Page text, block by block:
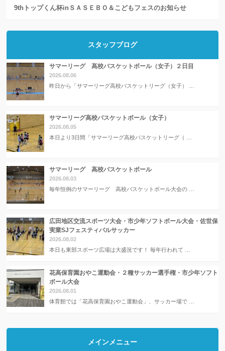
9thトップくん杯inＳＡＳＥＢＯ＆こどもフェスのお知らせ
スタッフブログ
サマーリーグ 高校バスケットボール（女子）２日目
2026.08.06
昨日から「サマーリーグ高校バスケットリーグ（女子） …
サマーリーグ高校バスケットボール（女子）
2026.08.05
本日より3日間「サマーリーグ高校バスケットリーグ（ …
サマーリーグ 高校バスケットボール
2026.08.03
毎年恒例のサマーリーグ 高校バスケットボール大会の …
広田地区交流スポーツ大会・市少年ソフトボール大会・佐世保
実業SJフェスティバルサッカー
2026.08.02
本日も東部スポーツ広場は大盛況です！ 毎年行われて …
花高保育園おやこ運動会・２種サッカー選手権・市少年ソフト
ボール大会
2026.08.01
体育館では「花高保育園おやこ運動会」、サッカー場で …
メインメニュー